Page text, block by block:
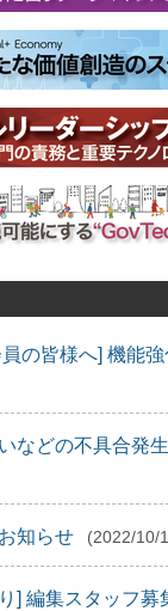
の皆様へ] 機能
などの不具合発
知らせ (2022/10/
] 編集スタッフ募